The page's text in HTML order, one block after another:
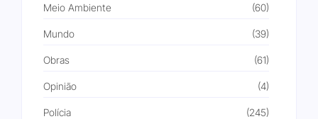
Meio Ambiente (60)
Mundo (39)
Obras (61)
Opinião (4)
Polícia (245)